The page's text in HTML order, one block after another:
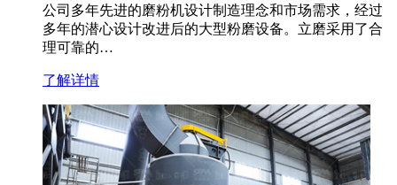
公司多年先进的磨粉机设计制造理念和市场需求，经过
多年的潜心设计改进后的大型粉磨设备。立磨采用了合
理可靠的…
了解详情